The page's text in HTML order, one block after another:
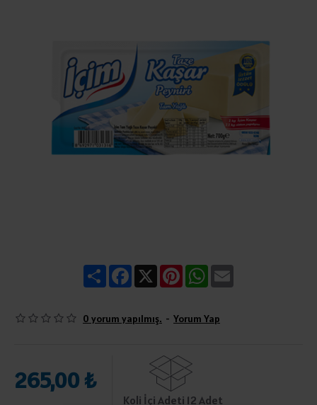
ShareFacebook
X PinterestWhatsApp
0 yorum yapılmış. - Yorum Yap
265,00 ₺
Koli İçi Adeti 12 Adet